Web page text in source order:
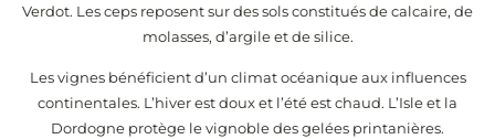
Verdot. Les ceps reposent sur des sols constitués de calcaire, de
molasses, d’argile et de silice.
Les vignes bénéficient d’un climat océanique aux influences
continentales. L’hiver est doux et l’été est chaud. L’Isle et la
Dordogne protège le vignoble des gelées printanières.